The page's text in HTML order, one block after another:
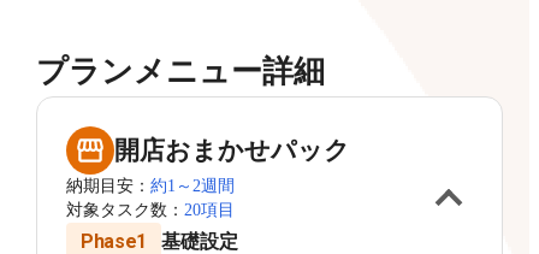
プランメニュー詳細
開店おまかせパック
納期目安：約1～2週間
対象タスク数： 20項目
Phase1 基礎設定